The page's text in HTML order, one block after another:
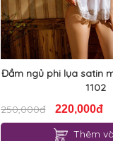
Đầm ngủ phi lụa satin
1102
250,000đ
220,000đ
Thêm